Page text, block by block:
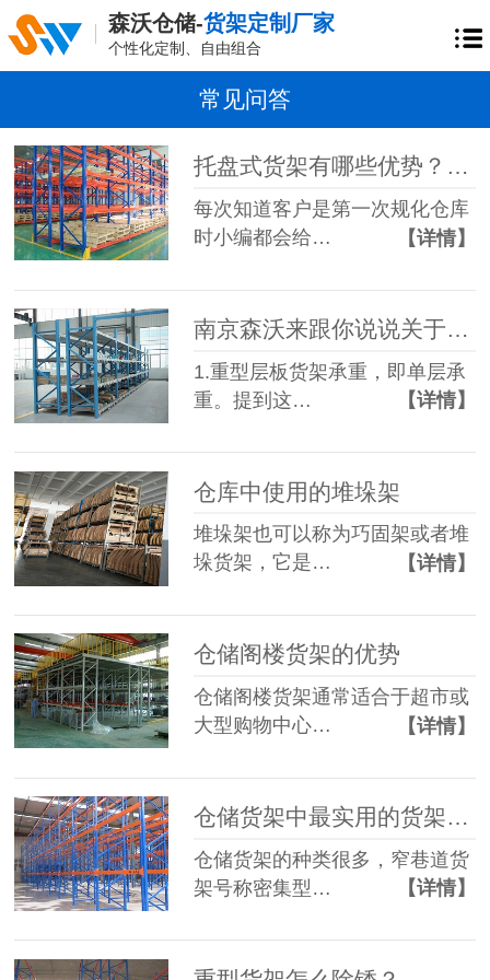
森沃仓储-货架定制厂家
个性化定制、自由组合
常见问答
托盘式货架有哪些优势？森沃仓储带您了解
每次知道客户是第一次规化仓库
时小编都会给…
【详情】
南京森沃来跟你说说关于重型层板货架的一些专业用语
1.重型层板货架承重，即单层承
重。提到这…
【详情】
仓库中使用的堆垛架
堆垛架也可以称为巧固架或者堆
垛货架，它是…
【详情】
仓储阁楼货架的优势
仓储阁楼货架通常适合于超市或
大型购物中心…
【详情】
仓储货架中最实用的货架之一：横梁式货架
仓储货架的种类很多，窄巷道货
架号称密集型…
【详情】